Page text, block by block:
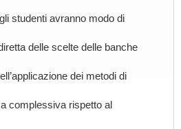
studenti avranno modo di
delle scelte delle banche
dei metodi di
complessiva rispetto al